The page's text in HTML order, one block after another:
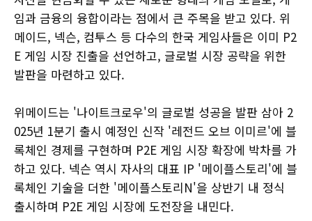
임과 금융의 융합이라는 점에서 큰 주목을 받고 있다. 위
메이드, 넥슨, 컴투스 등 다수의 한국 게임사들은 이미 P2
E 게임 시장 진출을 선언하고, 글로벌 시장 공략을 위한
발판을 마련하고 있다.
위메이드는 '나이트크로우'의 글로벌 성공을 발판 삼아 2
025년 1분기 출시 예정인 신작 '레전드 오브 이미르'에 블
록체인 경제를 구현하며 P2E 게임 시장 확장에 박차를 가
하고 있다. 넥슨 역시 자사의 대표 IP '메이플스토리'에 블
록체인 기술을 더한 '메이플스토리N'을 상반기 내 정식
출시하며 P2E 게임 시장에 도전장을 내민다.